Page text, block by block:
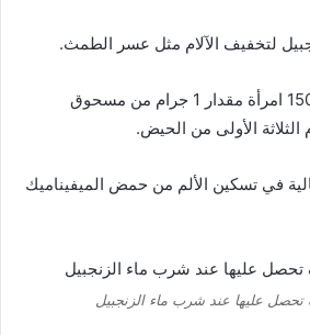
لتخفيف الآلام مثل عسر الطمث.
في دراسة، تناولت فيها 150 امرأة مقدار 1 جرام من مسحوق
الثلاثة الأولى من الحيض.
في تسكين الألم من حمض الميفيناميك